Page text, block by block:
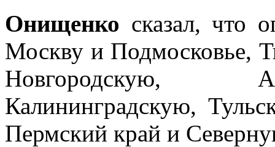
Онищенко сказал, что
Москву и Подмосковье,
Новгородскую,
Калининградскую,
Пермский край и